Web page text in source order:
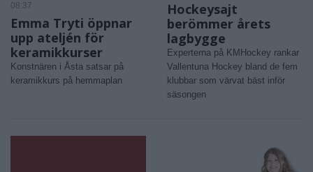
08:37
Emma Tryti öppnar
upp ateljén för
keramikkurser
Konstnären i Åsta satsar på
keramikkurs på hemmaplan
Hockeysajt
berömmer årets
lagbygge
Experterna på KMHockey rankar
Vallentuna Hockey bland de fem
klubbar som värvat bäst inför
säsongen